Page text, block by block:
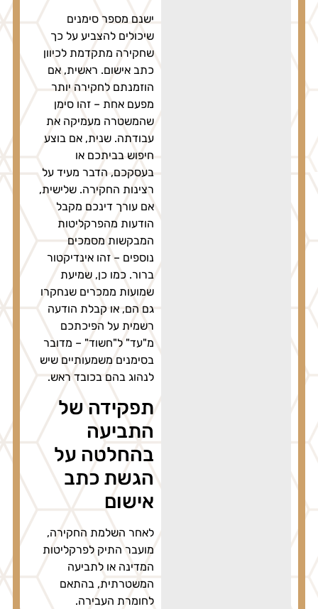
ישנם מספר סימנים
שיכולים להצביע על כך
שחקירה מתקדמת לכיוון
כתב אישום. ראשית, אם
הוזמנתם לחקירה יותר
מפעם אחת – זהו סימן
שהמשטרה מעמיקה את
עבודתה. שנית, אם בוצע
חיפוש בביתכם או
בעסקכם, הדבר מעיד על
רצינות החקירה. שלישית,
אם עורך דינכם מקבל
הודעות מהפרקליטות
המבקשות מסמכים
נוספים – זהו אינדיקטור
ברור. כמו כן, שמיעת
שמועות ממכרים שנחקרו
גם הם, או קבלת הודעה
רשמית על הפיכתכם
מ"עד" ל"חשוד" – מדובר
בסימנים משמעותיים שיש
לנהוג בהם בכובד ראש.
תפקידה של
התביעה
בהחלטה על
הגשת כתב
אישום
לאחר השלמת החקירה,
מועבר התיק לפרקליטות
המדינה או לתביעה
המשטרתית, בהתאם
לחומרת העבירה.